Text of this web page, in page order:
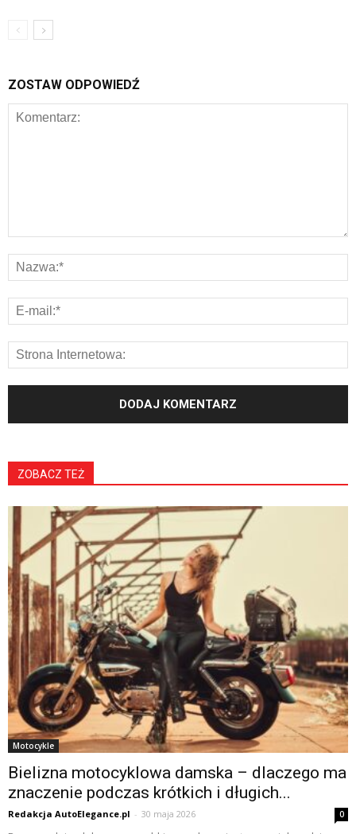
ZOSTAW ODPOWIEDŹ
ZOBACZ TEŻ
Motocykle
Bielizna motocyklowa damska – dlaczego ma
znaczenie podczas krótkich i długich...
Redakcja AutoElegance.pl - 30 maja 2026 0